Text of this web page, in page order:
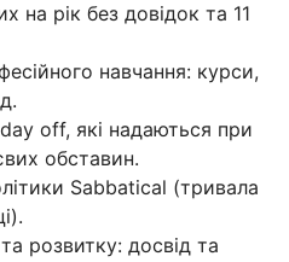
на рік без довідок та 11
навчання: курси,
off, які надаються при
обставин.
Sabbatical (тривала
розвитку: досвід та